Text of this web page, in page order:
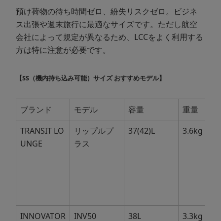
預け荷物の待ち時間ゼロ、紛失リスクゼロ。ビジネ
ス出張や週末旅行に最適なサイズです。ただし航空
会社によって規定が異なるため、LCCをよく利用する
方は特に注意が必要です。
【SS（機内持ち込み可能）サイズ おすすめモデル】
ブランド モデル 容量
重量
TRANSIT LO
UNGE
リップルプ
ラス
37(42)L 3.6kg
INNOVATOR INV50 38L 3.3kg